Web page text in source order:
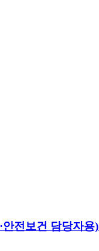
전보건 담당자용)